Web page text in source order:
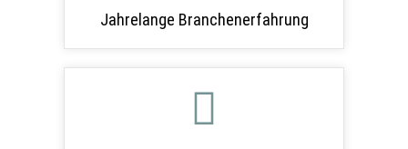
Jahrelange Branchenerfahrung